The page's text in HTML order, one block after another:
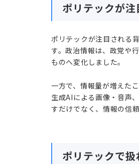
ポリテックが
ポリテックが注目される
す。政治情報は、政党や
ものへ変化しました。
一方で、情報量が増えた
生成AIによる画像・音声
すだけでなく、情報の信
ポリテックで